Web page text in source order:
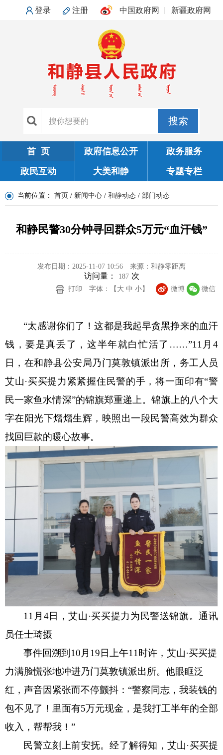
登录 注册 中国政府网 新疆政府网
搜索
首 页 政府信息公开
政务服务
政民互动
大美和静 专题专栏
当前位置： 首页 / 新闻中心 / 和静动态 / 部门动态
和静民警30分钟寻回群众5万元“血汗钱”
发布日期：2025-11-07 10:56 来源：和静零距离
访问量： 187 次
打印 字体：【 大 中 小】 微博 微信
“太感谢你们了！这都是我起早贪黑挣来的血汗
钱，要是真丢了，这半年就白忙活了……”11月4
日，在和静县公安局乃门莫敦镇派出所，务工人员
艾山·买买提力紧紧握住民警的手，将一面印有“警
民一家鱼水情深”的锦旗郑重递上。锦旗上的八个大
字在阳光下熠熠生辉，映照出一段民警高效为群众
找回巨款的暖心故事。
11月4日，艾山·买买提力为民警送锦旗。通讯
员任士琦摄
事件回溯到 10月19日上午11时许，艾山·买买提
力满脸慌张地冲进乃门莫敦镇派出所。他眼眶泛
红，声音因紧张而不停颤抖：“警察同志，我装钱的
包不见了！里面有5万元现金，是我打工半年的全部
收入，帮帮我！”
民警立刻上前安抚。经了解得知，艾山·买买提